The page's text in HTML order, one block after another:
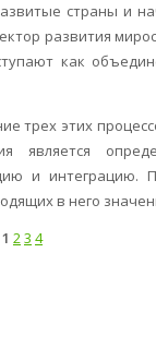
страны и
развития
как
трех этих
является
и интеграцию.
в него
1 23 4